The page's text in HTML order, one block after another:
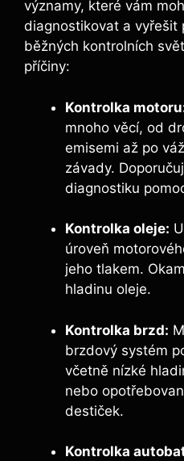
významy, které vám
diagnostikovat a vyřešit
běžných kontrolních
příčiny:
Kontrolka
mnoho věcí, od
emisemi až po
závady.
diagnostiku
Kontrolka oleje:
úroveň
jeho tlakem.
hladinu oleje.
Kontrolka brzd:
brzdový systém
včetně nízké
nebo
destiček.
Kontrolka